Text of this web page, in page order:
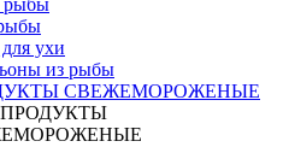
рыбы
ухи
из рыбы
СВЕЖЕМОРОЖЕНЫЕ